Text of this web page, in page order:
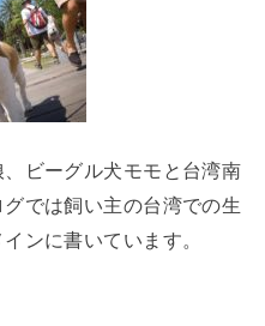
ビーグル犬モモと台湾南
では飼い主の台湾での生
ンに書いています。